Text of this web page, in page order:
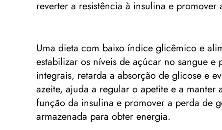
reverter a resistência à insulina e promover
Uma dieta com baixo índice glicêmico e
estabilizar os níveis de açúcar no sangue
integrais, retarda a absorção de glicose e
azeite, ajuda a regular o apetite e a
função da insulina e promover a perda de
armazenada para obter energia.